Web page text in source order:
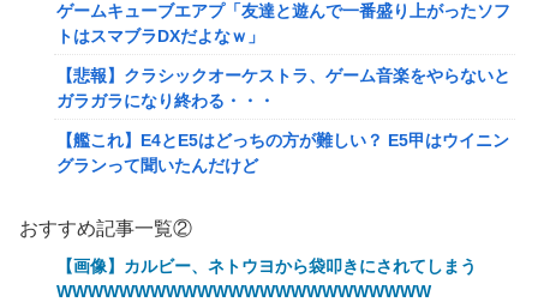
ゲームキューブエアプ「友達と遊んで一番盛り上がったソフ
トはスマブラDXだよなｗ」
【悲報】クラシックオーケストラ、ゲーム音楽をやらないと
ガラガラになり終わる・・・
【艦これ】E4とE5はどっちの方が難しい？ E5甲はウイニン
グランって聞いたんだけど
【艦これ】オオヤマトウサギ 他
【艦これ】授業中に居眠りふぶき 他
おすすめ記事一覧②
【画像】カルビー、ネトウヨから袋叩きにされてしまう
WWWWWWWWWWWWWWWWWWWWWWWW